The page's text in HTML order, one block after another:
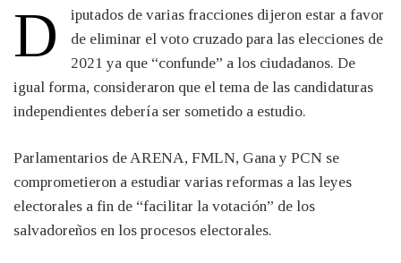
D
iputados de varias fracciones dijeron estar a favor
de eliminar el voto cruzado para las elecciones de
2021 ya que “confunde” a los ciudadanos. De
igual forma, consideraron que el tema de las candidaturas
independientes debería ser sometido a estudio.
Parlamentarios de ARENA, FMLN, Gana y PCN se
comprometieron a estudiar varias reformas a las leyes
electorales a fin de “facilitar la votación” de los
salvadoreños en los procesos electorales.